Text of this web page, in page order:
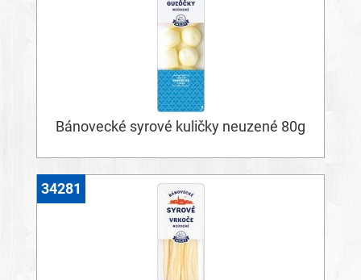
Bánovecké syrové kuličky neuzené 80g
34281